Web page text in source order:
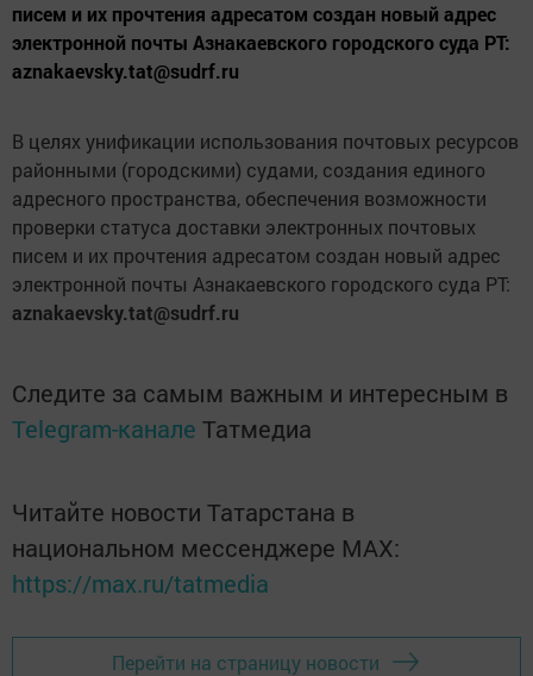
писем и их прочтения адресатом создан новый адрес
электронной почты Азнакаевского городского суда РТ:
aznakaevsky.tat@sudrf.ru
В целях унификации использования почтовых ресурсов
районными (городскими) судами, создания единого
адресного пространства, обеспечения возможности
проверки статуса доставки электронных почтовых
писем и их прочтения адресатом создан новый адрес
электронной почты Азнакаевского городского суда РТ:
aznakaevsky.tat@sudrf.ru
Следите за самым важным и интересным в
Telegram-канале Татмедиа
Читайте новости Татарстана в
национальном мессенджере MАХ:
https://max.ru/tatmedia
Перейти на страницу новости